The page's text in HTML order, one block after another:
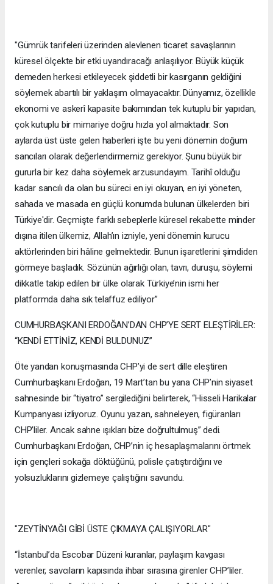
"Gümrük tarifeleri üzerinden alevlenen ticaret savaşlarının
küresel ölçekte bir etki uyandıracağı anlaşılıyor. Büyük küçük
demeden herkesi etkileyecek şiddetli bir kasırganın geldiğini
söylemek abartılı bir yaklaşım olmayacaktır. Dünyamız, özellikle
ekonomi ve askerî kapasite bakımından tek kutuplu bir yapıdan,
çok kutuplu bir mimariye doğru hızla yol almaktadır. Son
aylarda üst üste gelen haberleri işte bu yeni dönemin doğum
sancıları olarak değerlendirmemiz gerekiyor. Şunu büyük bir
gururla bir kez daha söylemek arzusundayım. Tarihî olduğu
kadar sancılı da olan bu süreci en iyi okuyan, en iyi yöneten,
sahada ve masada en güçlü konumda bulunan ülkelerden biri
Türkiye'dir. Geçmişte farklı sebeplerle küresel rekabette minder
dışına itilen ülkemiz, Allah’ın izniyle, yeni dönemin kurucu
aktörlerinden biri hâline gelmektedir. Bunun işaretlerini şimdiden
görmeye başladık. Sözünün ağırlığı olan, tavrı, duruşu, söylemi
dikkatle takip edilen bir ülke olarak Türkiye’nin ismi her
platformda daha sık telaffuz ediliyor”
CUMHURBAŞKANI ERDOĞAN’DAN CHP’YE SERT ELEŞTİRİLER:
“KENDİ ETTİNİZ, KENDİ BULDUNUZ”
Öte yandan konuşmasında CHP’yi de sert dille eleştiren
Cumhurbaşkanı Erdoğan, 19 Mart’tan bu yana CHP’nin siyaset
sahnesinde bir “tiyatro” sergilediğini belirterek, “Hisseli Harikalar
Kumpanyası izliyoruz. Oyunu yazan, sahneleyen, figüranları
CHP’liler. Ancak sahne ışıkları bize doğrultulmuş” dedi.
Cumhurbaşkanı Erdoğan, CHP’nin iç hesaplaşmalarını örtmek
için gençleri sokağa döktüğünü, polisle çatıştırdığını ve
yolsuzluklarını gizlemeye çalıştığını savundu.
"ZEYTİNYAĞI GİBİ ÜSTE ÇIKMAYA ÇALIŞIYORLAR"
“İstanbul’da Escobar Düzeni kuranlar, paylaşım kavgası
verenler, savcıların kapısında ihbar sırasına girenler CHP’liler.